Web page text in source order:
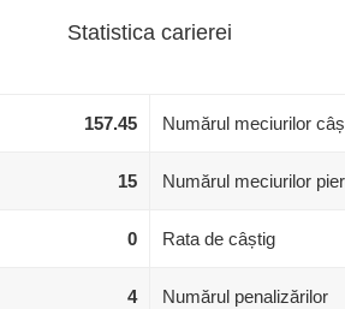
Statistica carierei
157.45
15
0
4
Numărul meciurilor
Numărul meciurilor
Rata de câștig
Numărul penalizărilor